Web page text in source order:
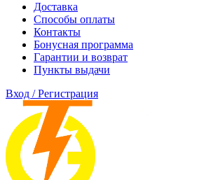
Доставка
Способы оплаты
Контакты
Бонусная программа
Гарантии и возврат
Пункты выдачи
Вход / Регистрация